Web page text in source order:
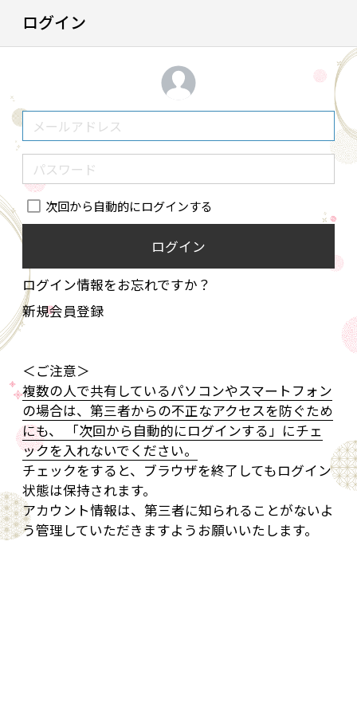
ログイン
次回から自動的にログインする
ログイン
ログイン情報をお忘れですか？
新規会員登録
＜ご注意＞
複数の人で共有しているパソコンやスマートフォン
の場合は、第三者からの不正なアクセスを防ぐため
にも、 「次回から自動的にログインする」にチェ
ックを入れないでください。
チェックをすると、ブラウザを終了してもログイン
状態は保持されます。
アカウント情報は、第三者に知られることがないよ
う管理していただきますようお願いいたします。